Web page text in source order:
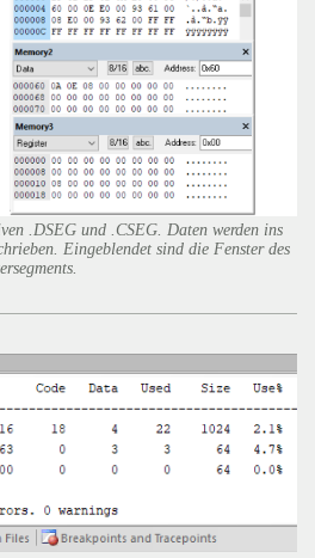
.DSEG und .CSEG. Daten werden ins
Eingeblendet sind die Fenster des